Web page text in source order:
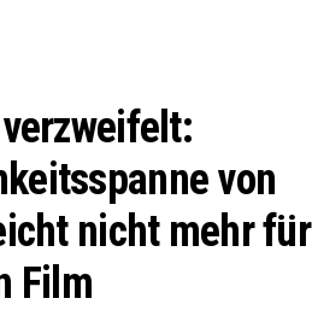
von
nicht mehr für
Film